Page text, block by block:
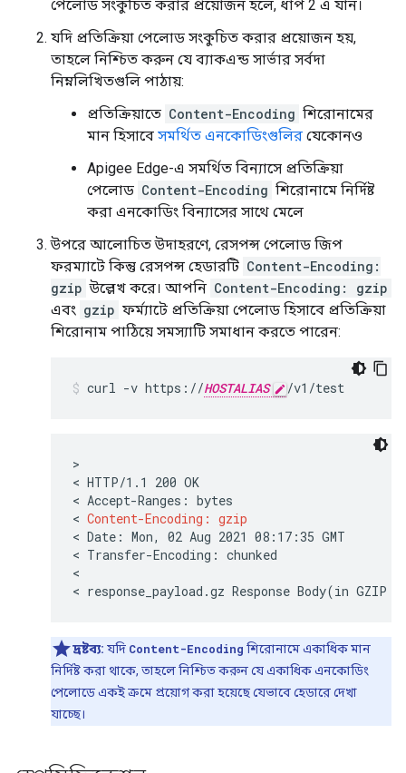
পেলোড সংকুচিত করার প্রয়োজন হলে, ধাপ 2 এ যান।
যদি প্রতিক্রিয়া পেলোড সংকুচিত করার প্রয়োজন হয়,
তাহলে নিশ্চিত করুন যে ব্যাকএন্ড সার্ভার সর্বদা
নিম্নলিখিতগুলি পাঠায়:
প্রতিক্রিয়াতে Content-Encoding শিরোনামের
মান হিসাবে সমর্থিত এনকোডিংগুলির যেকোনও
Apigee Edge-এ সমর্থিত বিন্যাসে প্রতিক্রিয়া
পেলোড Content-Encoding শিরোনামে নির্দিষ্ট
করা এনকোডিং বিন্যাসের সাথে মেলে
উপরে আলোচিত উদাহরণে, রেসপন্স পেলোড জিপ
ফরম্যাটে কিন্তু রেসপন্স হেডারটি Content-Encoding:
gzip উল্লেখ করে। আপনি Content-Encoding: gzip
এবং gzip ফর্ম্যাটে প্রতিক্রিয়া পেলোড হিসাবে প্রতিক্রিয়া
শিরোনাম পাঠিয়ে সমস্যাটি সমাধান করতে পারেন:
curl -v https://HOSTALIAS
>
< HTTP/1.1 200 OK
< Accept-Ranges: bytes
< Content-Encoding: gzip
< Date: Mon, 02 Aug 2021 08:17:35 GMT
< Transfer-Encoding: chunked
<
দ্রষ্টব্য: যদি Content-Encoding শিরোনামে একাধিক মান
নির্দিষ্ট করা থাকে, তাহলে নিশ্চিত করুন যে একাধিক এনকোডিং
পেলোডে একই ক্রমে প্রয়োগ করা হয়েছে যেভাবে হেডারে দেখা
যাচ্ছে।